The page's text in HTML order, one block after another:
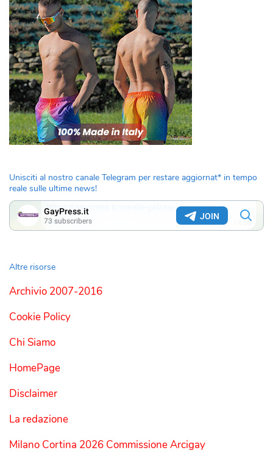
Unisciti al nostro canale Telegram per restare aggiornat* in tempo
reale sulle ultime news!
Altre risorse
Archivio 2007-2016
Cookie Policy
Chi Siamo
HomePage
Disclaimer
La redazione
Milano Cortina 2026 Commissione Arcigay